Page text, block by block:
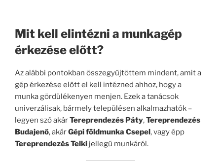
Mit kell elintézni a munkagép
érkezése előtt?
Az alábbi pontokban összegyűjtöttem mindent, amit a
gép érkezése előtt el kell intézned ahhoz, hogy a
munka gördülékenyen menjen. Ezek a tanácsok
univerzálisak, bármely településen alkalmazhatók –
legyen szó akárTereprendezés Páty,Tereprendezés
Budajenő, akárGépi földmunka Csepel, vagy épp
Tereprendezés Telki jellegű munkáról.